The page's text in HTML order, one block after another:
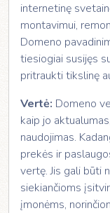
internetinę
montavimui,
Domeno
tiesiogiai susijęs
pritraukti tikslinę
Vertė: Domeno
kaip jo
naudojimas.
prekės ir
vertę. Jis gali būti
siekiančioms
įmonėms,